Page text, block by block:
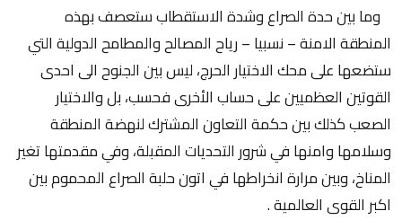
وما بين حدة الصراع وشدة الاستقطاب ستعصف بهذه
المنطقة الامنة – نسبيا – رياح المصالح والمطامح الدولية التي
ستضعها على محك الاختيار الحرج، ليس بين الجنوح الى احدى
القوتين العظميين على حساب الأخرى فحسب، بل والاختيار
الصعب كذلك بين حكمة التعاون المشترك لنهضة المنطقة
وسلامها وامنها في شرور التحديات المقبلة، وفي مقدمتها تغير
المناخ، وبين مرارة انخراطها في اتون حلبة الصراع المحموم بين
اكبر القوى العالمية .